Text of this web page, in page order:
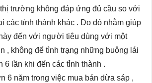
trường không đáp ứng đủ cầu so với
các tỉnh thành khác . Do đó nhằm giúp
đến với người tiêu dùng với một
, không để tình trạng những buông lái
6 lần khi đến các tỉnh thành .
6 năm trong việc mua bán dừa sáp ,